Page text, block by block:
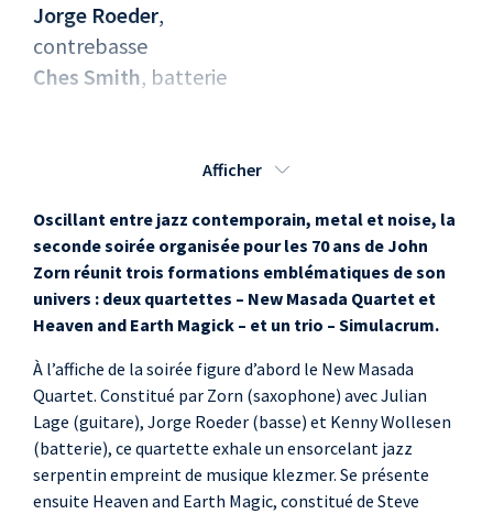
Jorge Roeder,
contrebasse
Ches Smith, batterie
, orgue
guitare
Kenny Grohowski,
batterie
Afficher
Oscillant entre jazz contemporain, metal et noise, la
seconde soirée organisée pour les 70 ans de John
Zorn réunit trois formations emblématiques de son
univers : deux quartettes – New Masada Quartet et
Heaven and Earth Magick – et un trio – Simulacrum.
À l’affiche de la soirée figure d’abord le New Masada
Quartet. Constitué par Zorn (saxophone) avec Julian
Lage (guitare), Jorge Roeder (basse) et Kenny Wollesen
(batterie), ce quartette exhale un ensorcelant jazz
serpentin empreint de musique klezmer. Se présente
ensuite Heaven and Earth Magic, constitué de Steve